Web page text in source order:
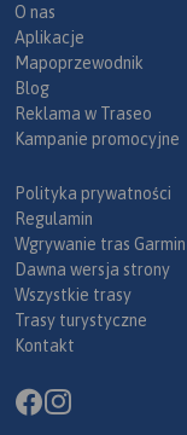
O nas
Aplikacje
Mapoprzewodnik
Blog
Reklama w Traseo
Kampanie promocyjne
Polityka prywatności
Regulamin
Wgrywanie tras Garmin
Dawna wersja strony
Wszystkie trasy
Trasy turystyczne
Kontakt